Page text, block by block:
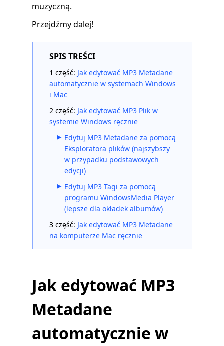
muzyczną.
Przejdźmy dalej!
SPIS TREŚCI
1 część: Jak edytować MP3 Metadane
automatycznie w systemach Windows
i Mac
2 część: Jak edytować MP3 Plik w
systemie Windows ręcznie
Edytuj MP3 Metadane za pomocą
Eksploratora plików (najszybszy
w przypadku podstawowych
edycji)
Edytuj MP3 Tagi za pomocą
programu WindowsMedia Player
(lepsze dla okładek albumów)
3 część: Jak edytować MP3 Metadane
na komputerze Mac ręcznie
Jak edytować MP3
Metadane
automatycznie w